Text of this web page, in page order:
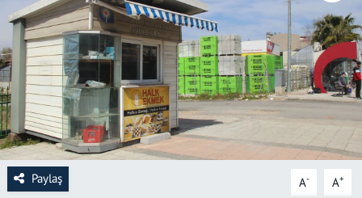
Paylaş A- A+
SAĞLIK
YAŞAM
KÜLTÜR SANAT
EĞİTİM